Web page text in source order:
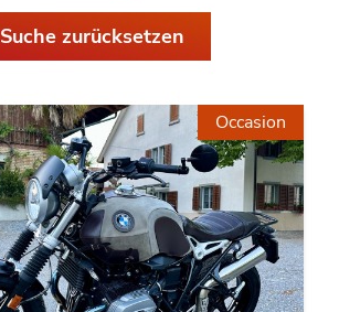
Suche zurücksetzen
Occasion